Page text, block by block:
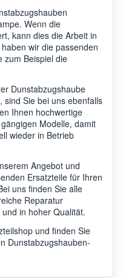
Wenn die
kann dies die Arbeit in
wir die passenden
zum Beispiel die
Dunstabzugshaube
sind Sie bei uns ebenfalls
Ihnen hochwertige
Modelle, damit
wieder in Betrieb
Angebot und
Ersatzteile für Ihren
uns finden Sie alle
Reparatur
in hoher Qualität.
und finden Sie
Dunstabzugshauben-